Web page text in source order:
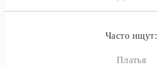
Часто ищут:
Платья